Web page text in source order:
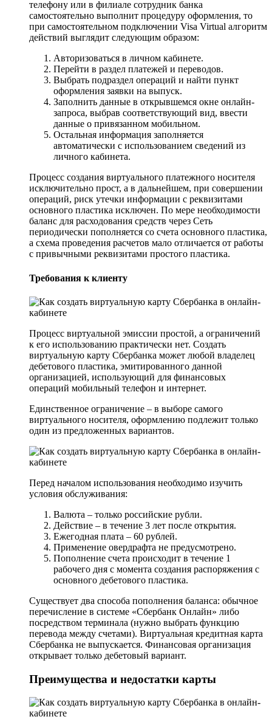
телефону или в филиале сотрудник банка
самостоятельно выполнит процедуру оформления, то
при самостоятельном подключении Visa Virtual алгоритм
действий выглядит следующим образом:
Авторизоваться в личном кабинете.
Перейти в раздел платежей и переводов.
Выбрать подраздел операций и найти пункт
оформления заявки на выпуск.
Заполнить данные в открывшемся окне онлайн-
запроса, выбрав соответствующий вид, ввести
данные о привязанном мобильном.
Остальная информация заполняется
автоматически с использованием сведений из
личного кабинета.
Процесс создания виртуального платежного носителя
исключительно прост, а в дальнейшем, при совершении
операций, риск утечки информации с реквизитами
основного пластика исключен. По мере необходимости
баланс для расходования средств через Сеть
периодически пополняется со счета основного пластика,
а схема проведения расчетов мало отличается от работы
с привычными реквизитами простого пластика.
Требования к клиенту
Процесс виртуальной эмиссии простой, а ограничений
к его использованию практически нет. Создать
виртуальную карту Сбербанка может любой владелец
дебетового пластика, эмитированного данной
организацией, использующий для финансовых
операций мобильный телефон и интернет.
Единственное ограничение – в выборе самого
виртуального носителя, оформлению подлежит только
один из предложенных вариантов.
Перед началом использования необходимо изучить
условия обслуживания:
Валюта – только российские рубли.
Действие – в течение 3 лет после открытия.
Ежегодная плата – 60 рублей.
Применение овердрафта не предусмотрено.
Пополнение счета происходит в течение 1
рабочего дня с момента создания распоряжения с
основного дебетового пластика.
Существует два способа пополнения баланса: обычное
перечисление в системе «Сбербанк Онлайн» либо
посредством терминала (нужно выбрать функцию
перевода между счетами). Виртуальная кредитная карта
Сбербанка не выпускается. Финансовая организация
открывает только дебетовый вариант.
Преимущества и недостатки карты